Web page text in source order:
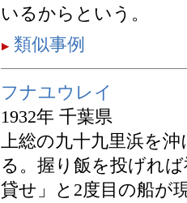
いるからという。
類似事例
フナユウレイ
1932年 千葉県
上総の九十九里浜を
る。握り飯を投げれ
貸せ」と2度目の船が